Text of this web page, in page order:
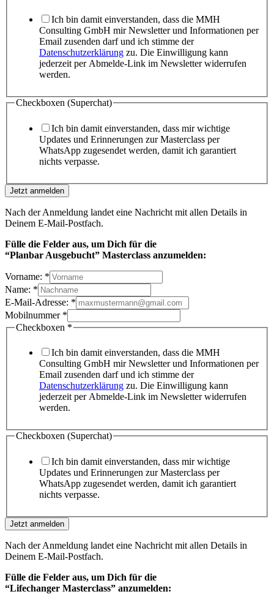
Ich bin damit einverstanden, dass die MMH
Consulting GmbH mir Newsletter und Informationen per
Email zusenden darf und ich stimme der
Datenschutzerklärung zu. Die Einwilligung kann
jederzeit per Abmelde-Link im Newsletter widerrufen
werden.
Checkboxen (Superchat)
Ich bin damit einverstanden, dass mir wichtige
Updates und Erinnerungen zur Masterclass per
WhatsApp zugesendet werden, damit ich garantiert
nichts verpasse.
Jetzt anmelden
Nach der Anmeldung landet eine Nachricht mit allen Details in
Deinem E-Mail-Postfach.
Fülle die Felder aus, um Dich für die
“Planbar Ausgebucht” Masterclass anzumelden:
Vorname: *
Name: *
E-Mail-Adresse: *
Mobilnummer *
Checkboxen *
Ich bin damit einverstanden, dass die MMH
Consulting GmbH mir Newsletter und Informationen per
Email zusenden darf und ich stimme der
Datenschutzerklärung zu. Die Einwilligung kann
jederzeit per Abmelde-Link im Newsletter widerrufen
werden.
Checkboxen (Superchat)
Ich bin damit einverstanden, dass mir wichtige
Updates und Erinnerungen zur Masterclass per
WhatsApp zugesendet werden, damit ich garantiert
nichts verpasse.
Jetzt anmelden
Nach der Anmeldung landet eine Nachricht mit allen Details in
Deinem E-Mail-Postfach.
Fülle die Felder aus, um Dich für die
“Lifechanger Masterclass” anzumelden: